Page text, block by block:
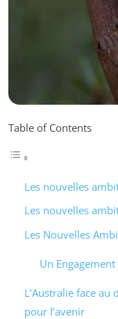
Table of Contents
Les nouvelles
Les nouvelles
Les Nouvelles
Un
L’Australie face
pour l’avenir